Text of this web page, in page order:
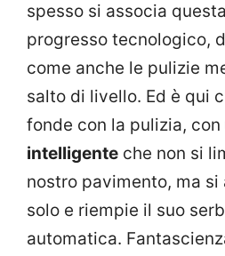
spesso si associa
progresso tecnologico,
come anche le pulizie
salto di livello. Ed è qui
fonde con la pulizia, con
intelligente che non si
nostro pavimento, ma
solo e riempie il suo
automatica.